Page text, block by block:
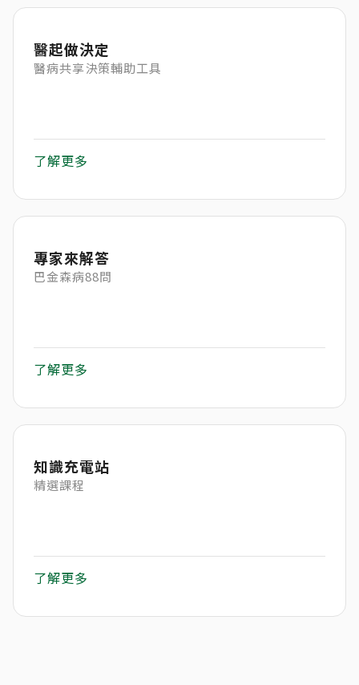
醫起做決定
醫病共享決策輔助工具
了解更多
專家來解答
巴金森病88問
了解更多
知識充電站
精選課程
了解更多